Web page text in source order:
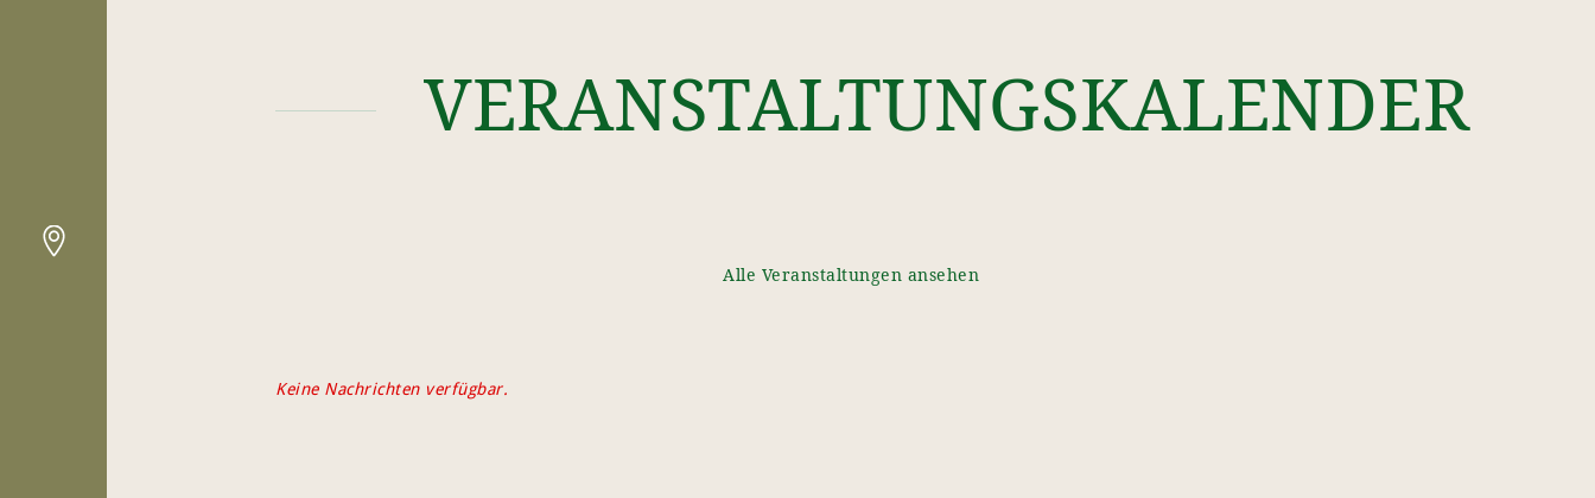
VERANSTALTUNGSKALENDER
Alle Veranstaltungen ansehen
Keine Nachrichten verfügbar.